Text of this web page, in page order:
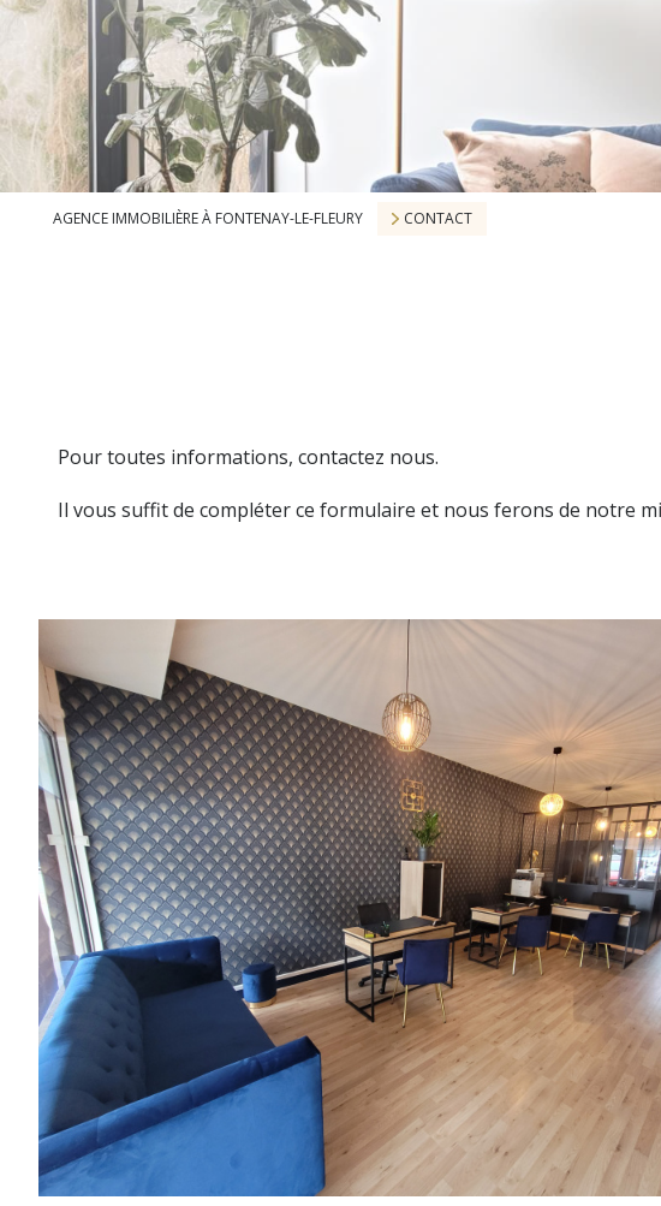
AGENCE IMMOBILIÈRE À FONTENAY-LE-FLEURY CONTACT
Pour toutes informations, contactez nous.
Il vous suffit de compléter ce formulaire et nous ferons de notre